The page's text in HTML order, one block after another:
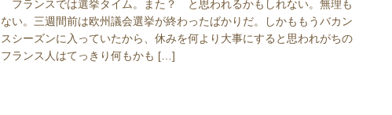
フランスでは選挙タイム。また？ と思われるかもしれない。無理も
ない。三週間前は欧州議会選挙が終わったばかりだ。しかももうバカン
スシーズンに入っていたから、休みを何より大事にすると思われがちの
フランス人はてっきり何もかも […]